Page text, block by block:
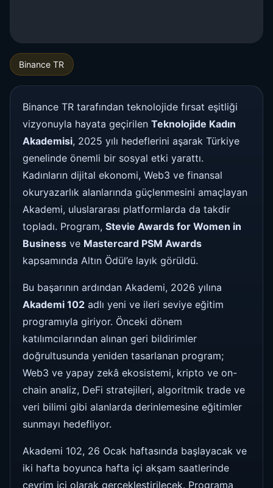
Binance TR
Binance TR tarafından teknolojide fırsat eşitliği
vizyonuyla hayata geçirilen Teknolojide Kadın
Akademisi, 2025 yılı hedeflerini aşarak Türkiye
genelinde önemli bir sosyal etki yarattı.
Kadınların dijital ekonomi, Web3 ve finansal
okuryazarlık alanlarında güçlenmesini amaçlayan
Akademi, uluslararası platformlarda da takdir
topladı. Program, Stevie Awards for Women in
Business ve Mastercard PSM Awards
kapsamında Altın Ödül’e layık görüldü.
Bu başarının ardından Akademi, 2026 yılına
Akademi 102 adlı yeni ve ileri seviye eğitim
programıyla giriyor. Önceki dönem
katılımcılarından alınan geri bildirimler
doğrultusunda yeniden tasarlanan program;
Web3 ve yapay zekâ ekosistemi, kripto ve on-
chain analiz, DeFi stratejileri, algoritmik trade ve
veri bilimi gibi alanlarda derinlemesine eğitimler
sunmayı hedefliyor.
Akademi 102, 26 Ocak haftasında başlayacak ve
iki hafta boyunca hafta içi akşam saatlerinde
çevrim içi olarak gerçekleştirilecek. Programa